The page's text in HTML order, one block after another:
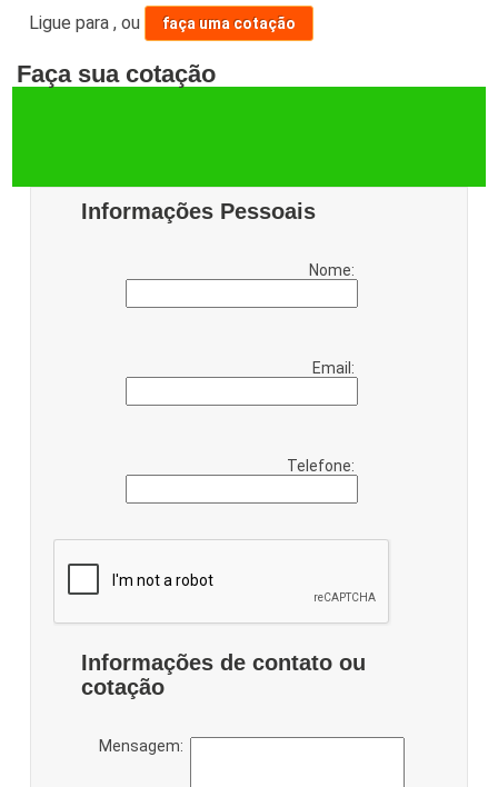
Ligue para,ou faça uma cotação
Faça sua cotação
Informações Pessoais
Nome:
Email:
Telefone:
Informações de contato ou
cotação
Mensagem: